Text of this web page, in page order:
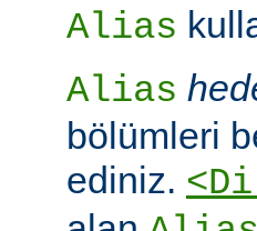
Alias
Alias
bölümleri
ediniz.